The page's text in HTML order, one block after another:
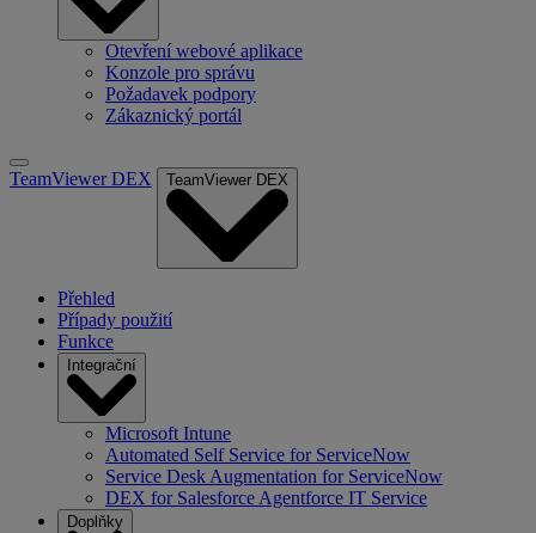
Otevření webové aplikace
Konzole pro správu
Požadavek podpory
Zákaznický portál
TeamViewer DEX TeamViewer DEX
Přehled
Případy použití
Funkce
Integrační
Microsoft Intune
Automated Self Service for ServiceNow
Service Desk Augmentation for ServiceNow
DEX for Salesforce Agentforce IT Service
Doplňky